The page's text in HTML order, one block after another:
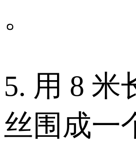
。
5. 用 8 米
丝围成一